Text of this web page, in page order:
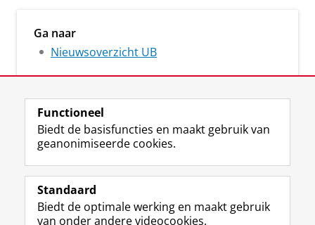
Ga naar
Nieuwsoverzicht UB
Volg ons op
M
a
t
I
n
t
De UB voor medewerkers
Functioneel
Biedt de basisfuncties en maakt gebruik van
geanonimiseerde cookies.
Standaard
Biedt de optimale werking en maakt gebruik
van onder andere videocookies.